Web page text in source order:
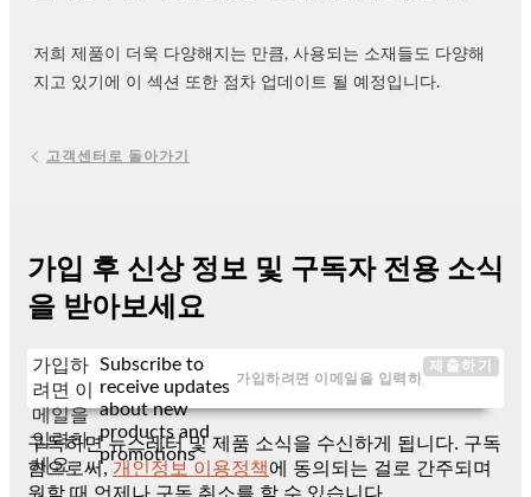
저희 제품이 더욱 다양해지는 만큼, 사용되는 소재들도 다양해
지고 있기에 이 섹션 또한 점차 업데이트 될 예정입니다.
고객센터로 돌아가기
가입 후 신상 정보 및 구독자 전용 소식
을 받아보세요
가입하
려면 이
메일을
입력하
세요
Subscribe to
receive updates
about new
products and
promotions
제출하기
구독하면 뉴스레터 및 제품 소식을 수신하게 됩니다. 구독
함으로써, 개인정보 이용정책에 동의되는 걸로 간주되며
원할 때 언제나 구독 취소를 할 수 있습니다.